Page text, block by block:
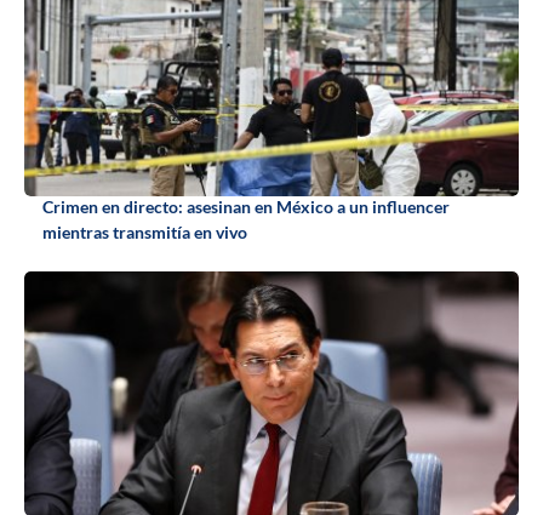
Crimen en directo: asesinan en México a un influencer
mientras transmitía en vivo